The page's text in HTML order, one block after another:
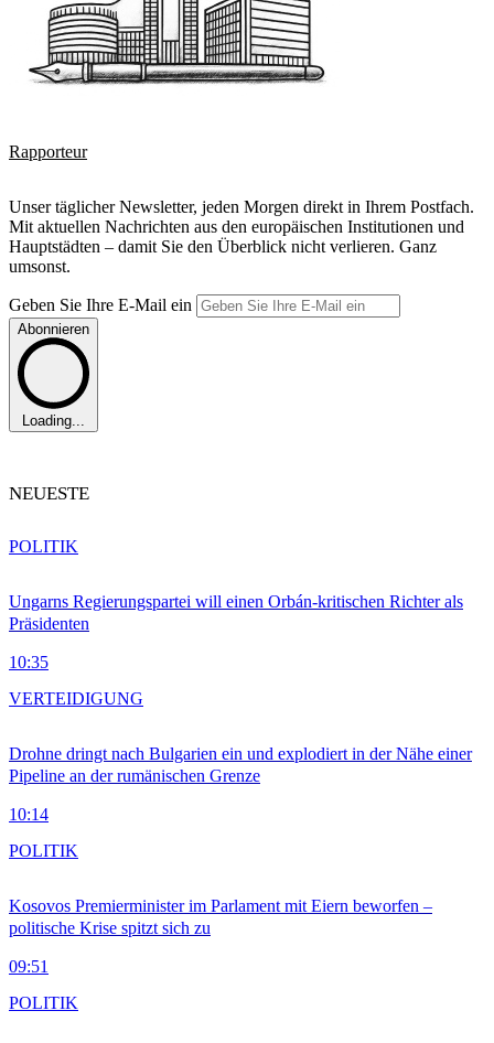
Rapporteur
Unser täglicher Newsletter, jeden Morgen direkt in Ihrem Postfach.
Mit aktuellen Nachrichten aus den europäischen Institutionen und
Hauptstädten – damit Sie den Überblick nicht verlieren. Ganz
umsonst.
Geben Sie Ihre E-Mail ein
Abonnieren
Loading...
NEUESTE
Ungarns Regierungspartei will einen Orbán-kritischen Richter als
Präsidenten
10:35
POLITIK
Drohne dringt nach Bulgarien ein und explodiert in der Nähe einer
Pipeline an der rumänischen Grenze
10:14
VERTEIDIGUNG
Kosovos Premierminister im Parlament mit Eiern beworfen –
politische Krise spitzt sich zu
09:51
POLITIK
POLITIK